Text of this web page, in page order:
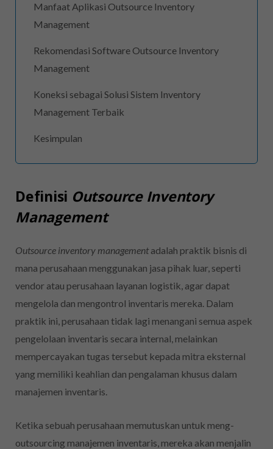
Manfaat Aplikasi Outsource Inventory
Management
Rekomendasi Software Outsource Inventory
Management
Koneksi sebagai Solusi Sistem Inventory
Management Terbaik
Kesimpulan
Definisi Outsource Inventory
Management
Outsource inventory managementadalah praktik bisnis di
mana perusahaan menggunakan jasa pihak luar, seperti
vendor atau perusahaan layanan logistik, agar dapat
mengelola dan mengontrol inventaris mereka. Dalam
praktik ini, perusahaan tidak lagi menangani semua aspek
pengelolaan inventaris secara internal, melainkan
mempercayakan tugas tersebut kepada mitra eksternal
yang memiliki keahlian dan pengalaman khusus dalam
manajemen inventaris.
Ketika sebuah perusahaan memutuskan untuk meng-
outsourcing manajemen inventaris, mereka akan menjalin